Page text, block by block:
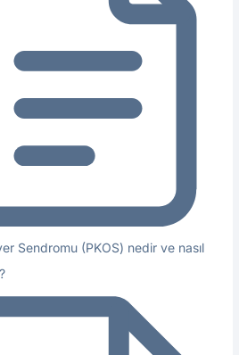
Sendromu (PKOS) nedir ve nasıl